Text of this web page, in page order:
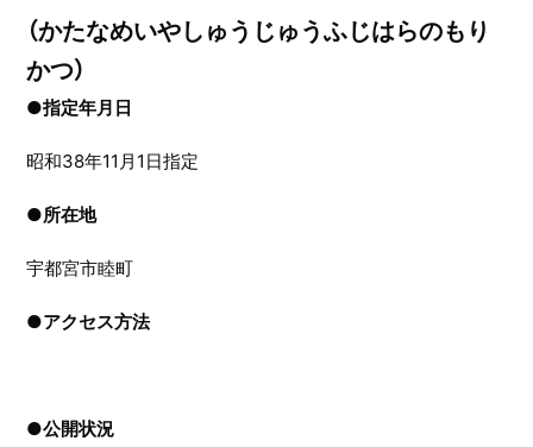
（かたなめいやしゅうじゅうふじはらのもり
かつ）
●指定年月日
昭和38年11月1日指定
●所在地
宇都宮市睦町
●アクセス方法
●公開状況